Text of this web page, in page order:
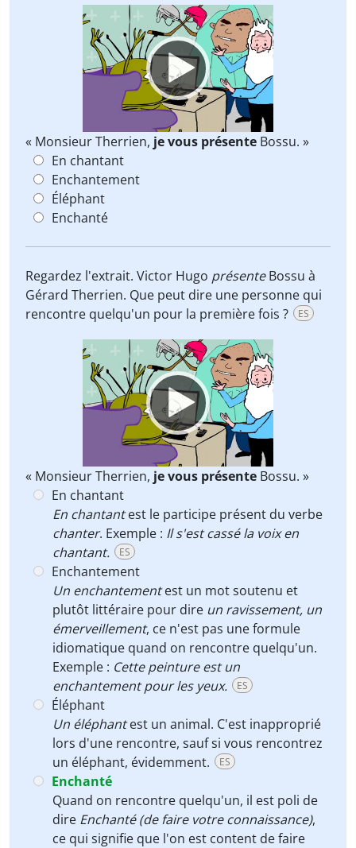
Video
Player
« Monsieur Therrien, je vous présente Bossu. »
En chantant
Enchantement
Éléphant
Enchanté
Regardez l'extrait. Victor Hugo présenteBossu à
Gérard Therrien. Que peut dire une personne qui
rencontre quelqu'un pour la première fois ?
ES
Video
Player
« Monsieur Therrien, je vous présente Bossu. »
En chantant
En chantantest le participe présent du verbe
chanter. Exemple : Il s'est cassé la voix en
chantant.
ES
Enchantement
Un enchantementest un mot soutenu et
plutôt littéraire pour dire un ravissement, un
émerveillement, ce n'est pas une formule
idiomatique quand on rencontre quelqu'un.
Exemple : Cette peinture est un
enchantement pour les yeux.
ES
Éléphant
Un éléphantest un animal. C'est inapproprié
lors d'une rencontre, sauf si vous rencontrez
un éléphant, évidemment.
ES
Enchanté
Quand on rencontre quelqu'un, il est poli de
dire Enchanté (de faire votre connaissance),
ce qui signifie que l'on est content de faire